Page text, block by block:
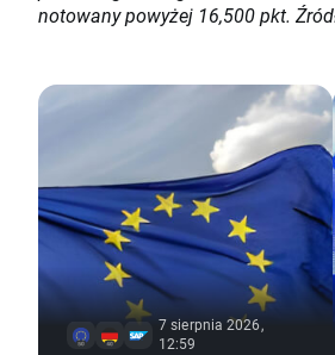
notowany powyżej 16,500 pkt.
7 sierpnia 2026,
12:59